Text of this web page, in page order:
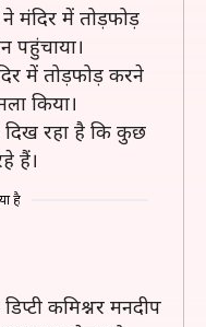
मंदिर में तोड़फोड़
पहुंचाया।
में तोड़फोड़ करने
किया।
रहा है कि कुछ
हैं।
है
कमिश्नर मनदीप